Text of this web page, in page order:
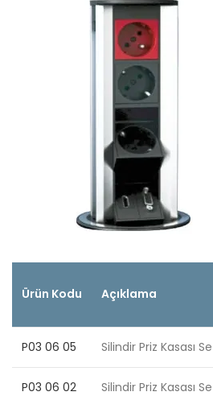
Ürün Kodu Açıklama
P03 06 05 Silindir Priz Kasası
P03 06 02 Silindir Priz Kasası